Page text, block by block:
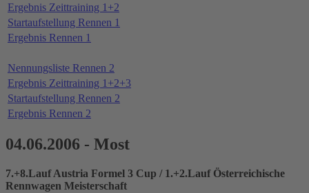
Ergebnis Zeittraining 1+2
Startaufstellung Rennen 1
Ergebnis Rennen 1
Nennungsliste Rennen 2
Ergebnis Zeittraining 1+2+3
Startaufstellung Rennen 2
Ergebnis Rennen 2
04.06.2006 - Most
7.+8.Lauf Austria Formel 3 Cup / 1.+2.Lauf Österreichische
Rennwagen Meisterschaft